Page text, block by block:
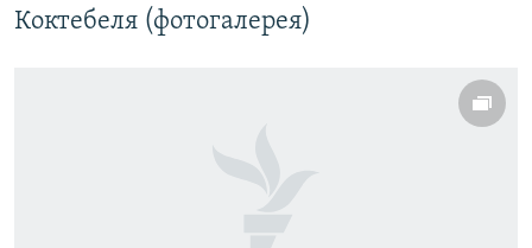
Коктебеля (фотогалерея)